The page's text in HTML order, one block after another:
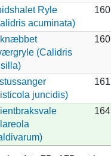
Ryle
acuminata)
160
(Calidris
160
juncidis)
161
164